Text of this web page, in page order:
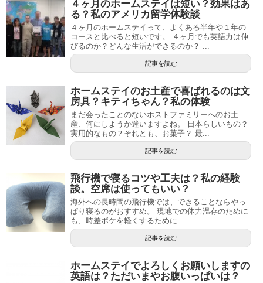
４ヶ月のホームステイは短い？効果はあ
る？私のアメリカ留学体験談
４ヶ月のホームステイって、よくある半年や１年の
コースと比べると短いです。 ４ヶ月でも英語力は伸
びるのか？どんな生活ができるのか？ ...
記事を読む
ホームステイのお土産で喜ばれるのは文
房具？キティちゃん？私の体験
まだ会ったことのないホストファミリーへのお土
産、何にしようか迷いますよね。 日本らしいもの？
実用的なもの？それとも、お菓子？ 最...
記事を読む
飛行機で寝るコツや工夫は？私の経験
談。空席は使ってもいい？
海外への長時間の飛行機では、できることならやっ
ぱり寝るのがおすすめ。 現地での体力温存のために
も、時差ボケを軽くするために...
記事を読む
ホームステイでよろしくお願いしますの
英語は？ただいまやお腹いっぱいは？